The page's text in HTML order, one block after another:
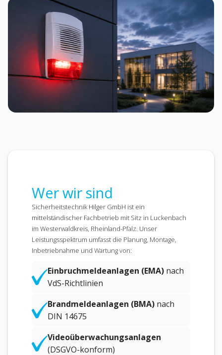
Wer wir sind
Sicherheitstechnik Hilger GmbH ist ein
mittelständischer Fachbetrieb mit Sitz in Luckenbach
im Westerwaldkreis, Rheinland-Pfalz. Unser
Leistungsspektrum umfasst die Planung, Montage,
Inbetriebnahme und Wartung von:
Einbruchmeldeanlagen (EMA) nach
VdS-Richtlinien
Brandmeldeanlagen (BMA) nach
DIN 14675
Videoüberwachungsanlagen
(DSGVO-konform)